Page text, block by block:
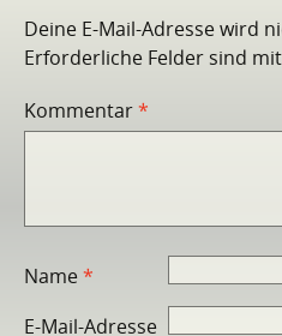
Deine E-Mail-Adresse wird
Erforderliche Felder sind mit
Kommentar*
Name*
E-Mail-Adresse